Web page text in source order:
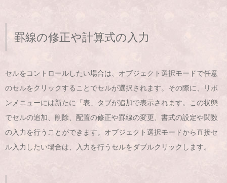
罫線の修正や計算式の入力
セルをコントロールしたい場合は、オブジェクト選択モードで任意
のセルをクリックすることでセルが選択されます。その際に、リボ
ンメニューには新たに「表」タブが追加で表示されます。この状態
でセルの追加、削除、配置の修正や罫線の変更、書式の設定や関数
の入力を行うことができます。オブジェクト選択モードから直接セ
ル入力したい場合は、入力を行うセルをダブルクリックします。